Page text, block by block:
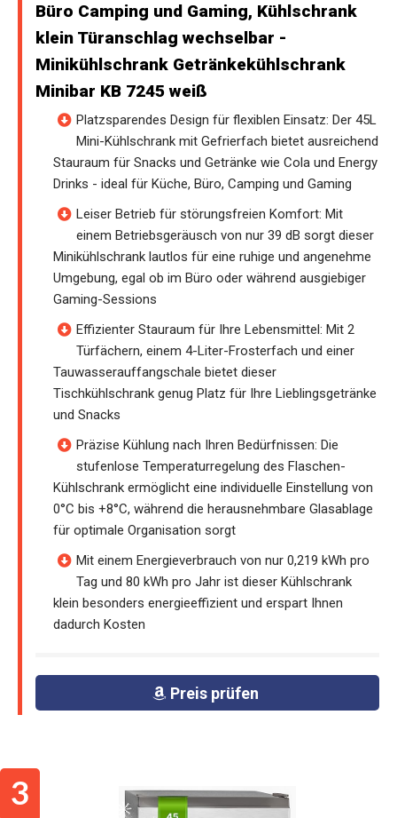
Büro Camping und Gaming, Kühlschrank
klein Türanschlag wechselbar -
Minikühlschrank Getränkekühlschrank
Minibar KB 7245 weiß
Platzsparendes Design für flexiblen Einsatz: Der 45L
Mini-Kühlschrank mit Gefrierfach bietet ausreichend
Stauraum für Snacks und Getränke wie Cola und Energy
Drinks - ideal für Küche, Büro, Camping und Gaming
Leiser Betrieb für störungsfreien Komfort: Mit
einem Betriebsgeräusch von nur 39 dB sorgt dieser
Minikühlschrank lautlos für eine ruhige und angenehme
Umgebung, egal ob im Büro oder während ausgiebiger
Gaming-Sessions
Effizienter Stauraum für Ihre Lebensmittel: Mit 2
Türfächern, einem 4-Liter-Frosterfach und einer
Tauwasserauffangschale bietet dieser
Tischkühlschrank genug Platz für Ihre Lieblingsgetränke
und Snacks
Präzise Kühlung nach Ihren Bedürfnissen: Die
stufenlose Temperaturregelung des Flaschen-
Kühlschrank ermöglicht eine individuelle Einstellung von
0°C bis +8°C, während die herausnehmbare Glasablage
für optimale Organisation sorgt
Mit einem Energieverbrauch von nur 0,219 kWh pro
Tag und 80 kWh pro Jahr ist dieser Kühlschrank
klein besonders energieeffizient und erspart Ihnen
dadurch Kosten
Preis prüfen